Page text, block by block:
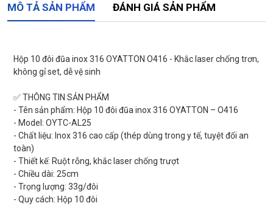
MÔ TẢ SẢN PHẨM ĐÁNH GIÁ SẢN PHẨM
Hộp 10 đôi đũa inox 316 OYATTON O416 - Khắc laser chống trơn,
không gỉ set, dễ vệ sinh
✅ THÔNG TIN SẢN PHẨM
- Tên sản phẩm: Hộp 10 đôi đũa inox 316 OYATTON – O416
- Model: OYTC-AL25
- Chất liệu: Inox 316 cao cấp (thép dùng trong y tế, tuyệt đối an
toàn)
- Thiết kế: Ruột rỗng, khắc laser chống trượt
- Chiều dài: 25cm
- Trọng lượng: 33g/đôi
- Quy cách: Hộp 10 đôi